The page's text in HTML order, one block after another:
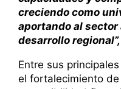
creciendo como
aportando al
desarrollo regional”,
Entre sus
el fortalecimiento